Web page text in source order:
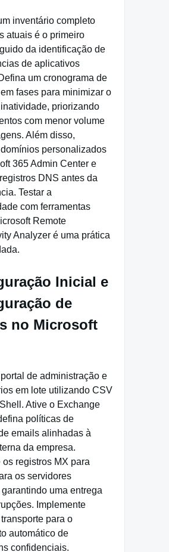
inventário completo
atuais é o primeiro
da identificação de
de aplicativos
um cronograma de
fases para minimizar o
priorizando
com menor volume
Além disso,
personalizados
365 Admin Center e
DNS antes da
Testar a
com ferramentas
Remote
Analyzer é uma prática
Inicial e
de
no Microsoft
de administração e
em lote utilizando CSV
Ative o Exchange
políticas de
emails alinhadas à
da empresa.
registros MX para
os servidores
garantindo uma entrega
Implemente
para o
automático de
confidenciais.